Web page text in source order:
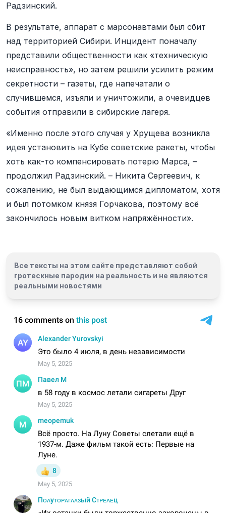
Радзинский.
В результате, аппарат с марсонавтами был сбит
над территорией Сибири. Инцидент поначалу
представили общественности как «техническую
неисправность», но затем решили усилить режим
секретности – газеты, где напечатали о
случившемся, изъяли и уничтожили, а очевидцев
события отправили в сибирские лагеря.
«Именно после этого случая у Хрущева возникла
идея установить на Кубе советские ракеты, чтобы
хоть как-то компенсировать потерю Марса, –
продолжил Радзинский. – Никита Сергеевич, к
сожалению, не был выдающимся дипломатом, хотя
и был потомком князя Горчакова, поэтому всё
закончилось новым витком напряжённости».
Все тексты на этом сайте представляют собой
гротескные пародии на реальность и не являются
реальными новостями